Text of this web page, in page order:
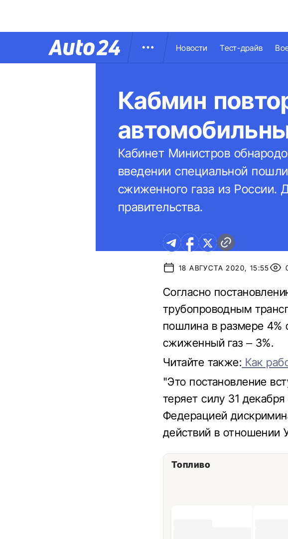
Новости Тест-драйв
Кабмин
Кабинет Министров
введении специальной
сжиженного газа из России.
правительства.
18 АВГУСТА 2020, 15:55
Согласно
трубопроводным
пошлина в размере 4%
сжиженный газ – 3%.
Читайте также: Как
"Это постановление
теряет силу 31
Федерацией
действий в отношении
Топливо